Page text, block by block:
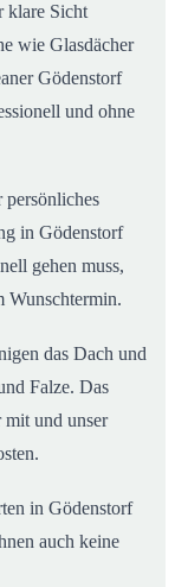
klare Sicht
wie Glasdächer
Gödenstorf
und ohne
in Gödenstorf
gehen muss,
Wunschtermin.
das Dach und
Falze. Das
und unser
in Gödenstorf
auch keine